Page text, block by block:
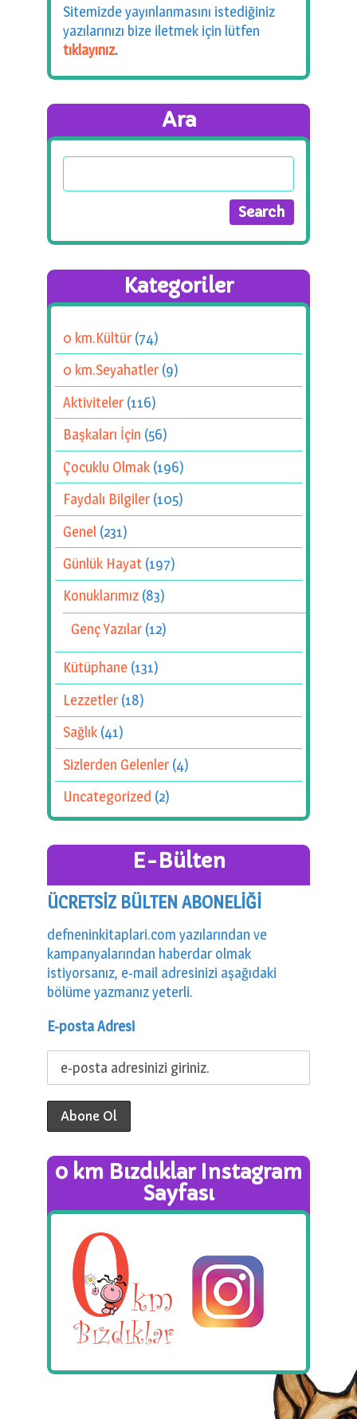
Sitemizde yayınlanmasını istediğiniz
yazılarınızı bize iletmek için lütfen
tıklayınız.
Ara
Kategoriler
0 km.Kültür(74)
0 km.Seyahatler(9)
Aktiviteler(116)
Başkaları İçin (56)
Çocuklu Olmak (196)
Faydalı Bilgiler(105)
Genel (231)
Günlük Hayat (197)
Konuklarımız (83)
Genç Yazılar(12)
Kütüphane (131)
Lezzetler(18)
Sağlık (41)
Sizlerden Gelenler(4)
Uncategorized (2)
E-Bülten
ÜCRETSİZ BÜLTEN ABONELİĞİ
defneninkitaplari.com yazılarından ve
kampanyalarından haberdar olmak
istiyorsanız, e-mail adresinizi aşağıdaki
bölüme yazmanız yeterli.
E-posta Adresi
0 km Bızdıklar Instagram
Sayfası